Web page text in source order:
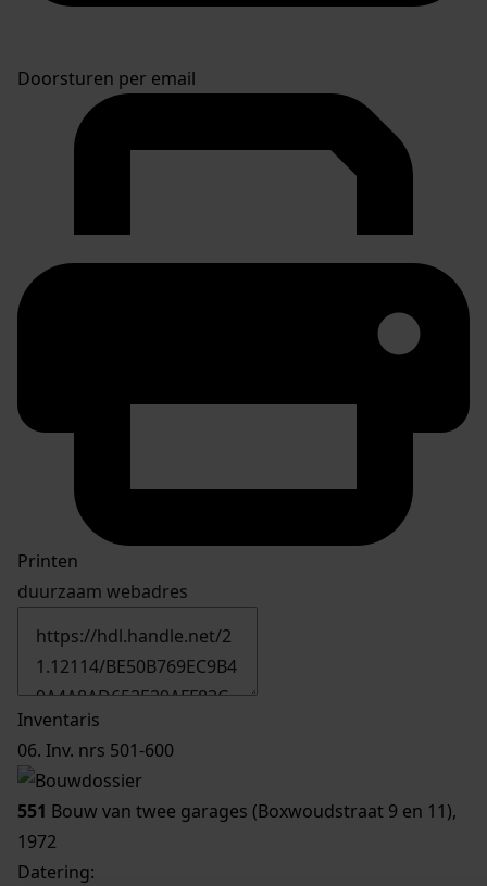
Doorsturen per email
Printen
duurzaam webadres
Inventaris
06. Inv. nrs 501-600
551 Bouw van twee garages (Boxwoudstraat 9 en 11),
1972
Datering: